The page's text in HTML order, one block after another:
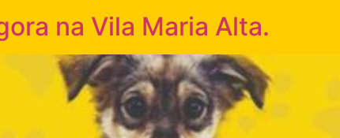
na Vila Maria Alta.